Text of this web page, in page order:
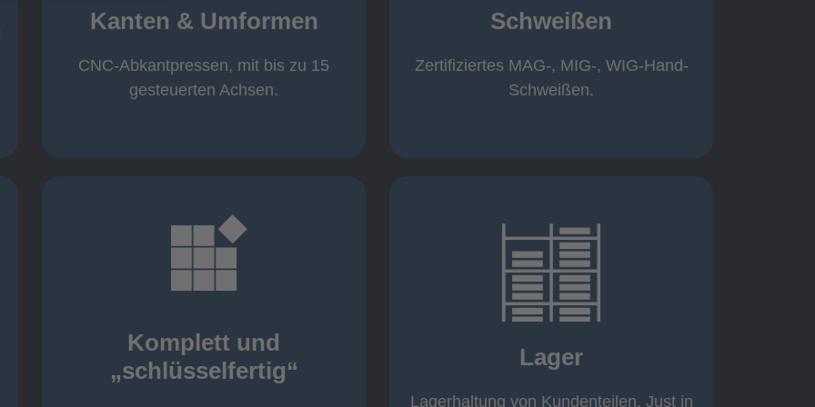
Kanten & Umformen
CNC-Abkantpressen, mit bis zu 15
gesteuerten Achsen.
Kanten & Umformen
von 160 kN bis 4000 kN
von 600 mm bis 4000 mm
Schweißen
Zertifiziertes MAG-, MIG-, WIG-Hand-
Schweißen.
Schweißen
Handarbeitsplätze 1,5 x 1,5 x 6m /
Roboterschweißen ø800 x 3.200mm
Komplett und
„schlüsselfertig“
„schlüsselfertig“:
Komponenten von Elting
mehr erfahren
Lager
Lagerhaltung von Kundenteilen. Just in
Rahmenverträge
Just in Time
eigener Fuhrpark
mehr erfahren